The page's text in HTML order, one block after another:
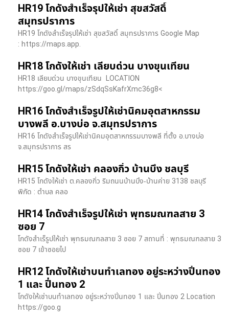
HR19 โกดังสำเร็จรุปให้เช่า สุขสวัสดิ์
สมุทรปราการ
HR19 โกดังสำเร็จรุปให้เช่า สุขสวัสดิ์ สมุทรปราการ Google Map
: https://maps.app.
HR18 โกดังให้เช่า เลียบด่วน บางขุนเทียน
HR18 เลียบด่วน​ บางขุนเทียน​ LOCATION
https://goo.gl/maps/zSdqSsKafrXmc36g8<
HR16 โกดังสำเร็จรูปให้เช่านิคมอุตสาหกรรม
บางพลี อ.บางบ่อ จ.สมุทรปราการ
HR16 โกดังสำเร็จรูปให้เช่านิคมอุตสาหกรรมบางพลี ที่ตั้ง อ.บางบ่อ
จ.สมุทรปราการ สร
HR15 โกดังให้เช่า คลองกิ่ว บ้านบึง ชลบุรี
HR15 โกดังให้เช่า ต.คลองกิ่ว ริมถนนบ้านบึง-บ้านค่าย 3138 ชลบุรี
พิกัด : ตำบล คลอ
HR14 โกดังสำเร็จรูปให้เช่า พุทธมณฑลสาย 3
ซอย 7
โกดังสำเร็รูปให้เช่า พุทธมณฑลสาย 3 ซอย 7 สถานที่ : พุทธมณฑลสาย 3
ซอย 7 เข้าซอยไป
HR12 โกดังให้เช่าบนทำเลทอง อยู่ระหว่างปิ่นทอง
1 และ ปิ่นทอง 2
โกดังให้เช่าบนทำเลทอง อยู่ระหว่างปิ่นทอง 1 และ ปิ่นทอง 2 Location
https://goo.g